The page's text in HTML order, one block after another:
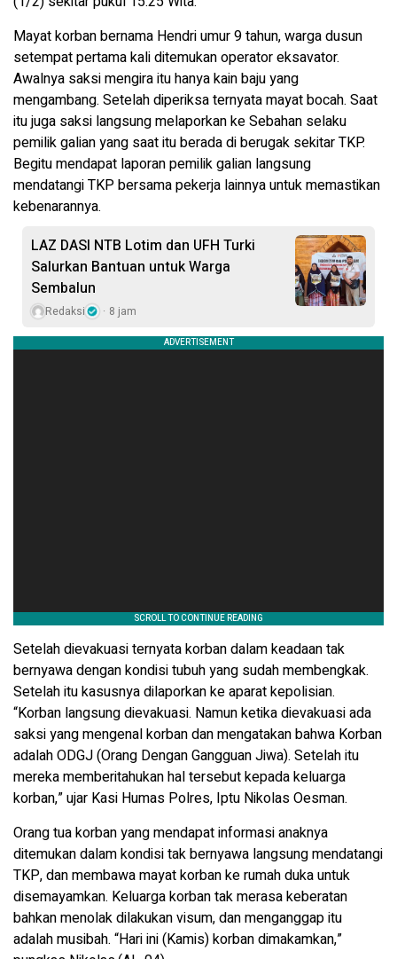
Mayat korban bernama Hendri umur 9 tahun, warga dusun
setempat pertama kali ditemukan operator eksavator.
Awalnya saksi mengira itu hanya kain baju yang
mengambang. Setelah diperiksa ternyata mayat bocah. Saat
itu juga saksi langsung melaporkan ke Sebahan selaku
pemilik galian yang saat itu berada di berugak sekitar TKP.
Begitu mendapat laporan pemilik galian langsung
mendatangi TKP bersama pekerja lainnya untuk memastikan
kebenarannya.
LAZ DASI NTB Lotim dan UFH Turki
Salurkan Bantuan untuk Warga
Sembalun
Redaksi 8 jam
Setelah dievakuasi ternyata korban dalam keadaan tak
bernyawa dengan kondisi tubuh yang sudah membengkak.
Setelah itu kasusnya dilaporkan ke aparat kepolisian.
“Korban langsung dievakuasi. Namun ketika dievakuasi ada
saksi yang mengenal korban dan mengatakan bahwa Korban
adalah ODGJ (Orang Dengan Gangguan Jiwa). Setelah itu
mereka memberitahukan hal tersebut kepada keluarga
korban,” ujar Kasi Humas Polres, Iptu Nikolas Oesman.
Orang tua korban yang mendapat informasi anaknya
ditemukan dalam kondisi tak bernyawa langsung mendatangi
TKP, dan membawa mayat korban ke rumah duka untuk
disemayamkan. Keluarga korban tak merasa keberatan
bahkan menolak dilakukan visum, dan menganggap itu
adalah musibah. “Hari ini (Kamis) korban dimakamkan,”